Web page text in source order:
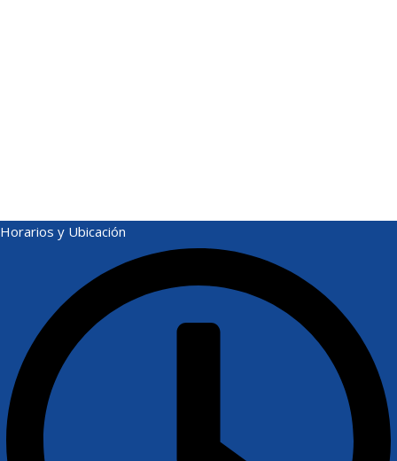
Horarios y Ubicación